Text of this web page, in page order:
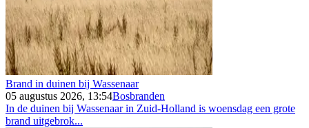
Brand in duinen bij Wassenaar
05 augustus 2026, 13:54Bosbranden
In de duinen bij Wassenaar in Zuid-Holland is woensdag een grote
brand uitgebrok...